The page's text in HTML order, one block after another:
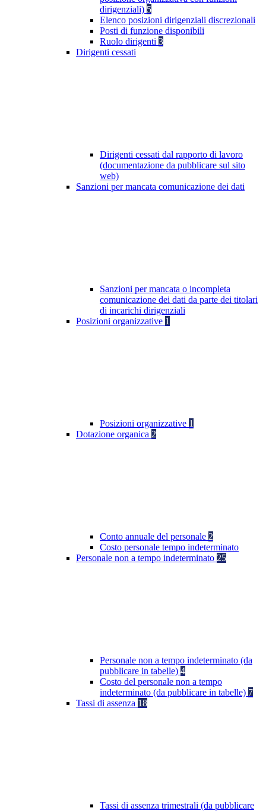
dirigenziali) 5
Elenco posizioni dirigenziali discrezionali
Posti di funzione disponibili
Ruolo dirigenti 3
Dirigenti cessati
Dirigenti cessati dal rapporto di lavoro
(documentazione da pubblicare sul sito
web)
Sanzioni per mancata comunicazione dei dati
Sanzioni per mancata o incompleta
comunicazione dei dati da parte dei titolari
di incarichi dirigenziali
Posizioni organizzative 1
Posizioni organizzative 1
Dotazione organica 2
Conto annuale del personale 2
Costo personale tempo indeterminato
Personale non a tempo indeterminato 25
Personale non a tempo indeterminato (da
pubblicare in tabelle) 4
Costo del personale non a tempo
indeterminato (da pubblicare in tabelle) 7
Tassi di assenza 18
Tassi di assenza trimestrali (da pubblicare